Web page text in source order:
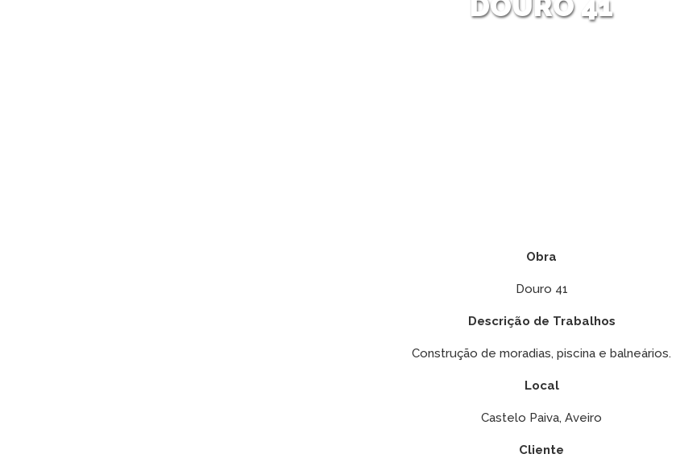
Obra
Douro 41
Descrição de Trabalhos
Construção de moradias, piscina e balneários.
Local
Castelo Paiva, Aveiro
Cliente